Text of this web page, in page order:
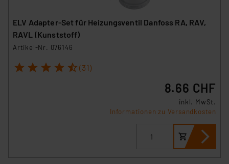
ELV Adapter-Set für Heizungsventil Danfoss RA, RAV,
RAVL (Kunststoff)
Artikel-Nr. 076146
1 2 3 4 5 (31)
8.66 CHF
inkl. MwSt.
Informationen zu Versandkosten